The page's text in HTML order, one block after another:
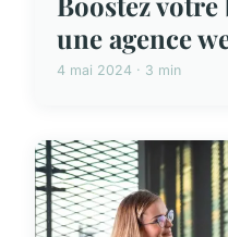
une agence
4 mai 2024 · 3 min